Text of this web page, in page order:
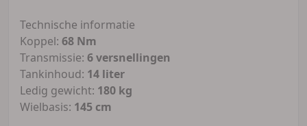
Technische informatie
Koppel: 68 Nm
Transmissie: 6 versnellingen
Tankinhoud: 14 liter
Ledig gewicht: 180 kg
Wielbasis: 145 cm